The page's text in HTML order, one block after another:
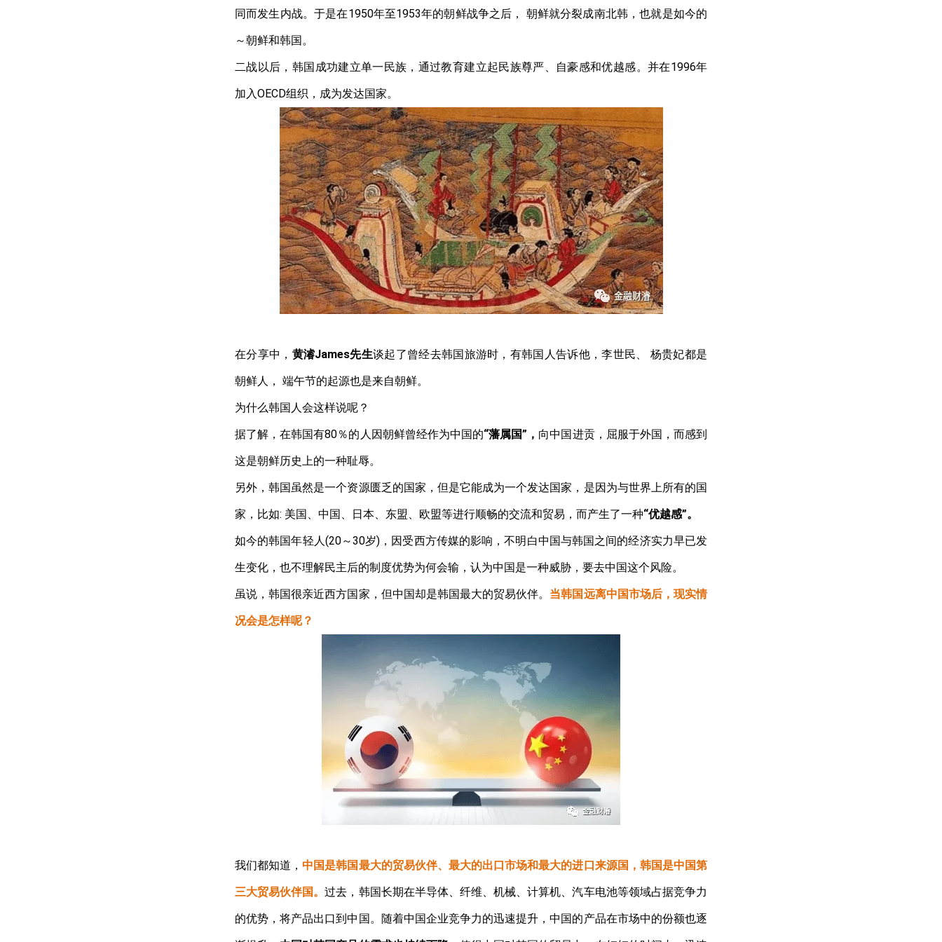
同而发生内战。于是在1950年至1953年的朝鲜战争之后，
朝鲜就分裂成南北韩，也就是如今的
～朝鲜和韩国。
二战以后，韩国成功建立单一民族，通过教育建立起民族尊严、自豪感和优越感。并在1996年
加入OECD组织，成为发达国家。
在分享中， 黄濬James先生谈起了曾经去韩国旅游时，有韩国人告诉他，李世民、
杨贵妃都是
朝鲜人， 端午节的起源也是来自朝鲜。
为什么韩国人会这样说呢？
据了解，在韩国有80％的人因朝鲜曾经作为中国的“藩属国”， 向中国进贡，屈服于外国，而感到
这是朝鲜历史上的一种耻辱。
另外，韩国虽然是一个资源匮乏的国家，但是它能成为一个发达国家，是因为与世界上所有的国
家，比如: 美国、中国、日本、东盟、欧盟等进行顺畅的交流和贸易，而产生了一种“优越感”。
如今的韩国年轻人(20～30岁) ，因受西方传媒的影响，不明白中国与韩国之间的经济实力早已发
生变化，也不理解民主后的制度优势为何会输，认为中国是一种威胁，要去中国这个风险。
虽说，韩国很亲近西方国家，但中国却是韩国最大的贸易伙伴。 当韩国远离中国市场后，现实情
况会是怎样呢？
我们都知道，中国是韩国最大的贸易伙伴、最大的出口市场和最大的进口来源国，韩国是中国第
三大贸易伙伴国。过去，韩国长期在半导体、纤维、机械、计算机、汽车电池等领域占据竞争力
的优势，将产品出口到中国。随着中国企业竞争力的迅速提升，中国的产品在市场中的份额也逐